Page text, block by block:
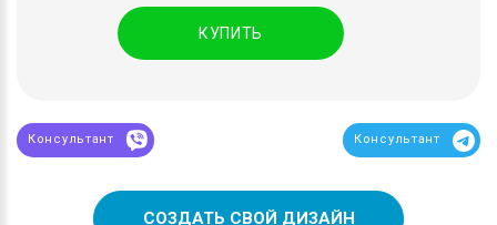
КУПИТЬ
Консультант Консультант
СОЗДАТЬ СВОЙ ДИЗАЙН